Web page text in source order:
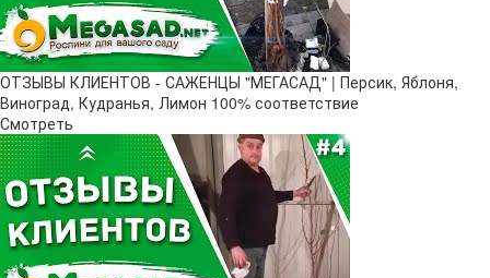
ОТЗЫВЫ КЛИЕНТОВ - САЖЕНЦЫ "МЕГАСАД" | Персик, Яблоня,
Виноград, Кудранья, Лимон 100% соответствие
Смотреть